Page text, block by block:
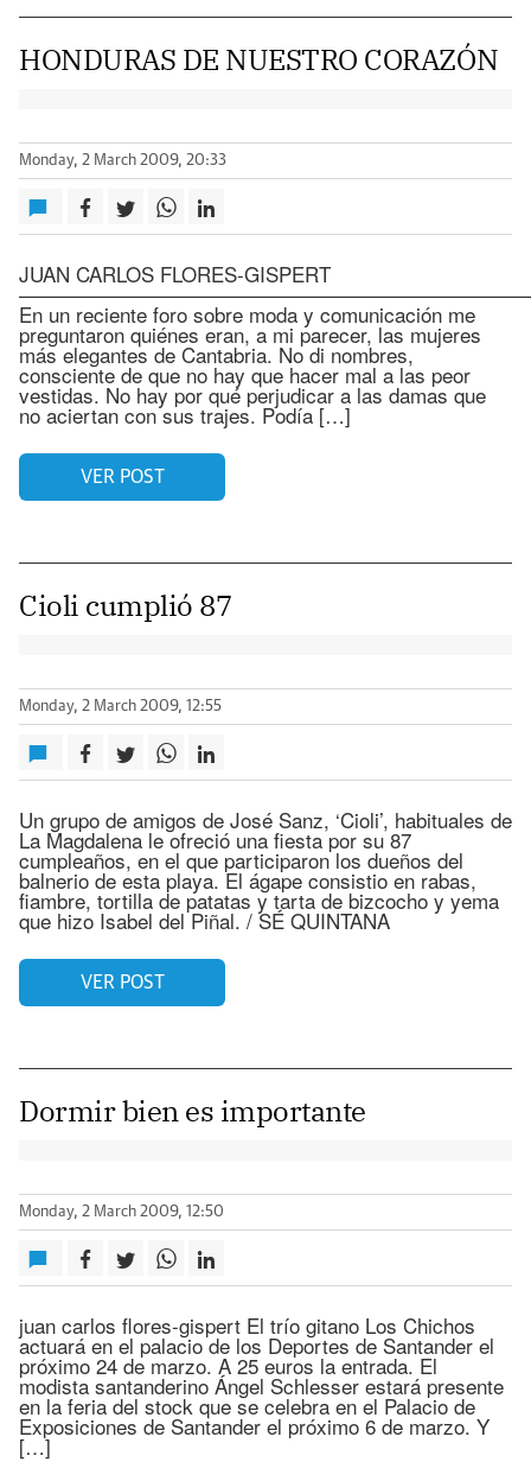
HONDURAS DE NUESTRO CORAZÓN
Monday, 2 March 2009, 20:33
JUAN CARLOS FLORES-GISPERT
En un reciente foro sobre moda y comunicación me
preguntaron quiénes eran, a mi parecer, las mujeres
más elegantes de Cantabria. No di nombres,
consciente de que no hay que hacer mal a las peor
vestidas. No hay por qué perjudicar a las damas que
no aciertan con sus trajes. Podía […]
VER POST
Cioli cumplió 87
Monday, 2 March 2009, 12:55
Un grupo de amigos de José Sanz, ‘Cioli’, habituales de
La Magdalena le ofreció una fiesta por su 87
cumpleaños, en el que participaron los dueños del
balnerio de esta playa. El ágape consistio en rabas,
fiambre, tortilla de patatas y tarta de bizcocho y yema
que hizo Isabel del Piñal. / SÉ QUINTANA
VER POST
Dormir bien es importante
Monday, 2 March 2009, 12:50
juan carlos flores-gispert El trío gitano Los Chichos
actuará en el palacio de los Deportes de Santander el
próximo 24 de marzo. A 25 euros la entrada. El
modista santanderino Ángel Schlesser estará presente
en la feria del stock que se celebra en el Palacio de
Exposiciones de Santander el próximo 6 de marzo. Y
[…]